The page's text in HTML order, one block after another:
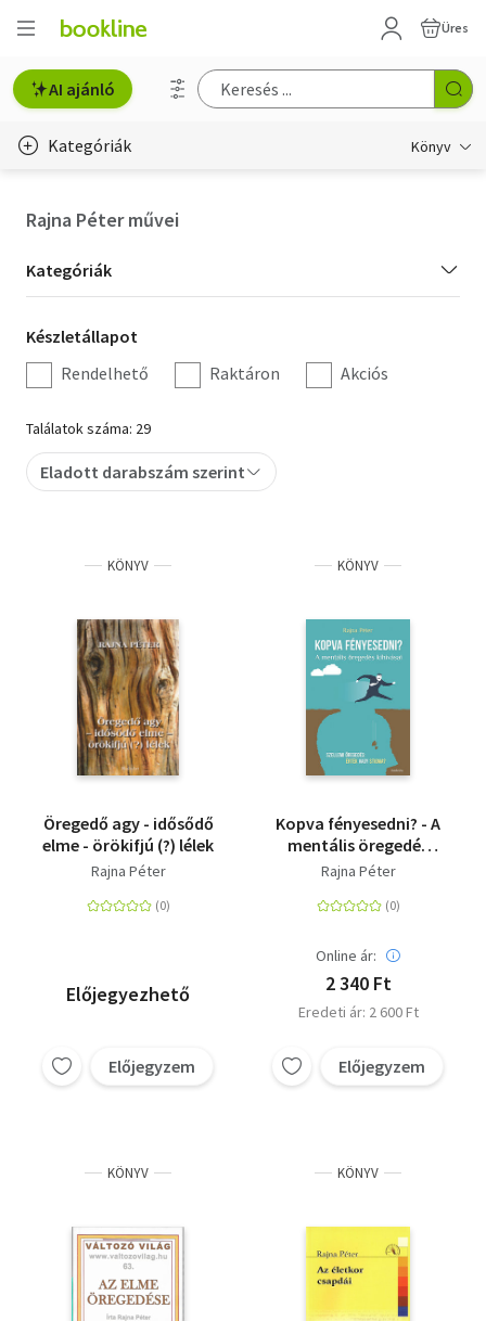
Üres
AI ajánló
Kategóriák Könyv
Hobbi, szabadidő
Irodalom
Művészet
Szakkönyv
Tankönyv, segédkönyv
Társadalomtudomány
Természettudomány
Történelem
Rajna Péter művei
Kategória
szűrés
Kategóriák
Készletállapot
szűrés
Készletállapot
Rendelhető
Raktáron Akciós
Találatok száma: 29
Eladott darabszám szerint
KÖNYV
Öregedő agy - idősődő
elme - örökifjú (?) lélek
Rajna Péter
Előjegyezhető
Előjegyzem
KÖNYV
Kopva fényesedni? - A
mentális öregedés
kihívásai - Szellemi
stigma?
Rajna Péter
Online ár:
2 340 Ft
Eredeti ár: 2 600 Ft
Előjegyzem
KÖNYV KÖNYV